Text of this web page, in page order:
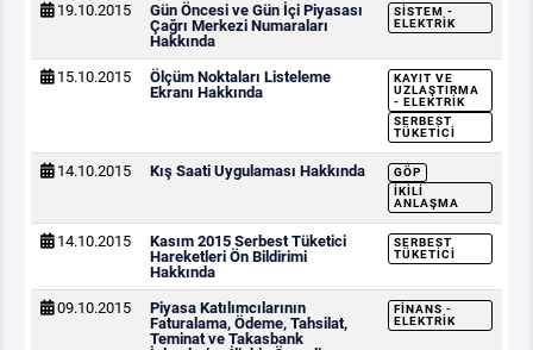
19.10.2015
Gün Öncesi ve Gün İçi Piyasası
Çağrı Merkezi Numaraları
Hakkında
SISTEM -
ELEKTRIK
15.10.2015
Ölçüm Noktaları Listeleme
Ekranı Hakkında
KAYIT VE
UZLAŞTIRMA
- ELEKTRIK
SERBEST
TÜKETICI
14.10.2015 Kış Saati Uygulaması Hakkında
GÖP
İKILI
ANLAŞMA
14.10.2015
Kasım 2015 Serbest Tüketici
Hareketleri Ön Bildirimi
Hakkında
SERBEST
TÜKETICI
09.10.2015
Piyasa Katılımcılarının
Faturalama, Ödeme, Tahsilat,
Teminat ve Takasbank
FINANS -
ELEKTRIK